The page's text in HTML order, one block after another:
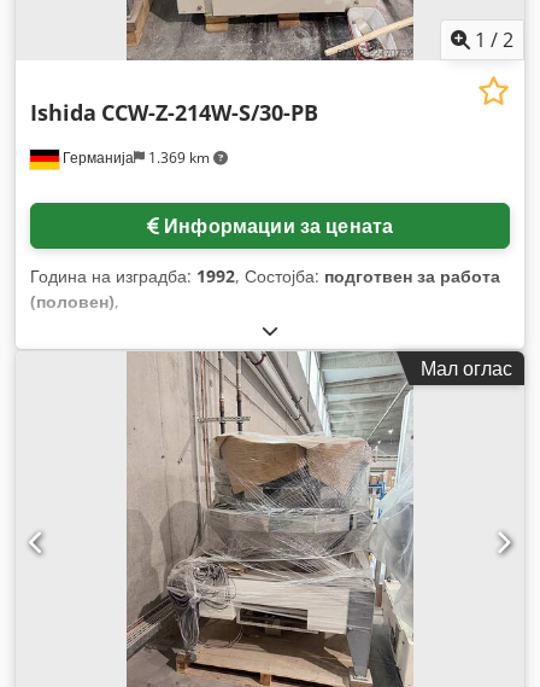
1 /2
Германија 1.369 km
Ishida CCW-Z-214W-S/30-PB
Информации за цената
Година на изградба: 1992, Состојба: подготвен за работа
(половен),
Мал оглас